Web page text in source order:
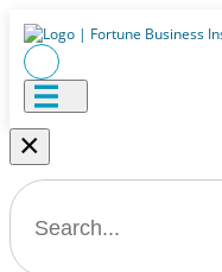
×